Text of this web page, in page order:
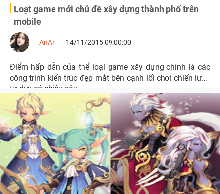
Loạt game mới chủ đề xây dựng thành phố trên
mobile
AnAn 14/11/2015 09:00:00
Điểm hấp dẫn của thể loại game xây dựng chính là các
công trình kiến trúc đẹp mắt bên cạnh lối chơi chiến lược
tư duy có chiều sâu